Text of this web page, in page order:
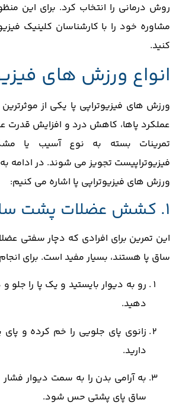
روش درمانی را انتخاب کرد. برای این
مشاوره خود را با کارشناسان کلینیک
کنید.
انواع ورزش های
ورزش ‌های فیزیوتراپی پا یکی از
عملکرد پاها، کاهش درد و افزایش قدرت
تمرینات بسته به نوع آسیب یا
فیزیوتراپیست تجویز می ‌شوند. در ادامه
ورزش ‌های فیزیوتراپی پا اشاره می ‌کنیم:
1. کشش عضلات پشت ساق پا
این تمرین برای افرادی که دچار سفتی
ساق پا هستند، بسیار مفید است. برای
رو به دیوار بایستید و یک پا را جلو
دهید.
زانوی پای جلویی را خم کرده و
دارید.
به‌ آرامی بدن را به سمت دیوار
ساق پای پشتی حس شود.